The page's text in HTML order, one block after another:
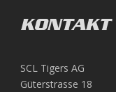
KONTAKT
SCL Tigers AG
Güterstrasse 18